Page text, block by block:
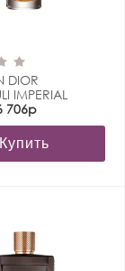
DIOR
IMPERIAL
706р
Купить